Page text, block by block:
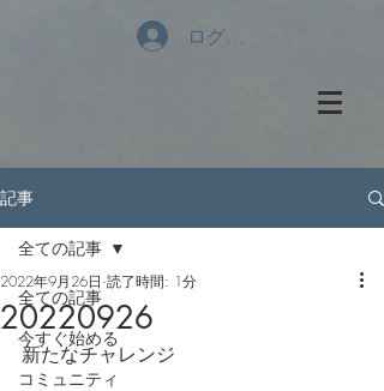
ログイン
記事
全ての記事
今すぐ始める
コミュニティ
全ての記事
20220926
2022年9月26日 読了時間: 1分
新たなチャレンジ